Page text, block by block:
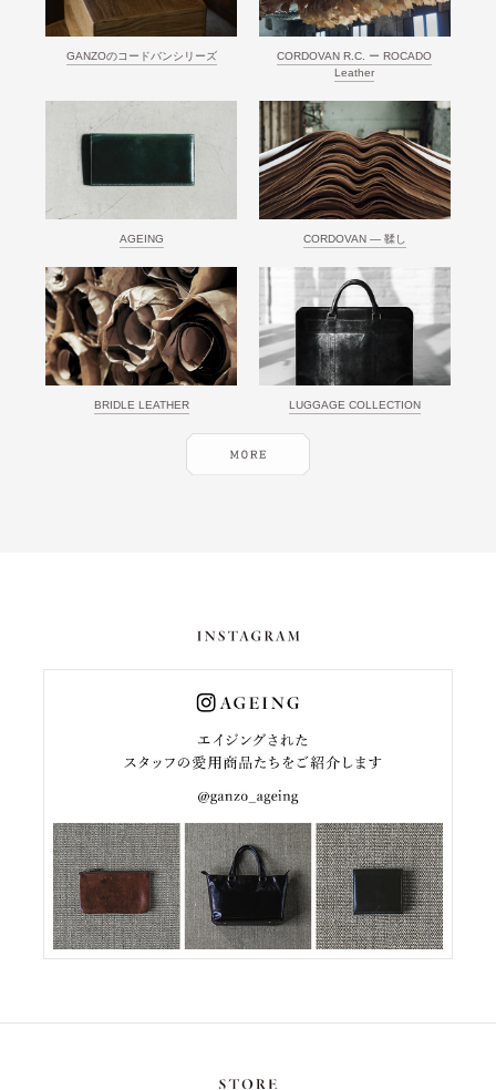
GANZOのコードバンシリーズ
CORDOVAN R.C. ー ROCADO
Leather
AGEING CORDOVAN ― 鞣し
BRIDLE LEATHER LUGGAGE COLLECTION